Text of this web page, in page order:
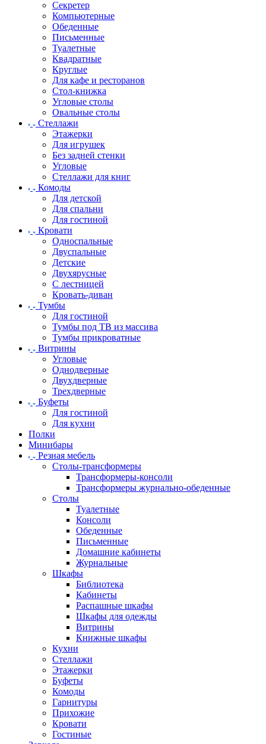
Секретер
Компьютерные
Обеденные
Письменные
Туалетные
Квадратные
Круглые
Для кафе и ресторанов
Стол-книжка
Угловые столы
Овальные столы
Стеллажи
Этажерки
Для игрушек
Без задней стенки
Угловые
Стеллажи для книг
Комоды
Для детской
Для спальни
Для гостиной
Кровати
Односпальные
Двуспальные
Детские
Двухярусные
С лестницей
Кровать-диван
Тумбы
Для гостиной
Тумбы под ТВ из массива
Тумбы прикроватные
Витрины
Угловые
Однодверные
Двухдверные
Трехдверные
Буфеты
Для гостиной
Для кухни
Полки
Минибары
Резная мебель
Столы-трансформеры
Трансформеры-консоли
Трансформеры журнально-обеденные
Столы
Туалетные
Консоли
Обеденные
Письменные
Домашние кабинеты
Журнальные
Шкафы
Библиотека
Кабинеты
Распашные шкафы
Шкафы для одежды
Витрины
Книжные шкафы
Кухни
Стеллажи
Этажерки
Буфеты
Комоды
Гарнитуры
Прихожие
Кровати
Гостиные